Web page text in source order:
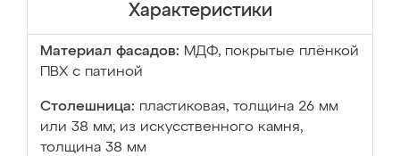
Характеристики
Материал фасадов: МДФ, покрытые плёнкой
ПВХ с патиной
Столешница: пластиковая, толщина 26 мм
или 38 мм; из искусственного камня,
толщина 38 мм